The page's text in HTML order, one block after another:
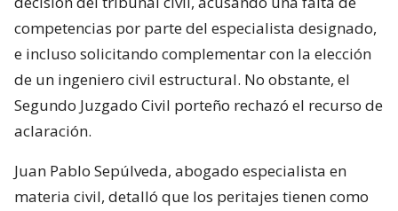
competencias por parte del especialista designado,
e incluso solicitando complementar con la elección
de un ingeniero civil estructural. No obstante, el
Segundo Juzgado Civil porteño rechazó el recurso de
aclaración.
Juan Pablo Sepúlveda, abogado especialista en
materia civil, detalló que los peritajes tienen como